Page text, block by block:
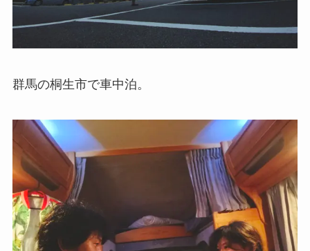
群馬の桐生市で車中泊。